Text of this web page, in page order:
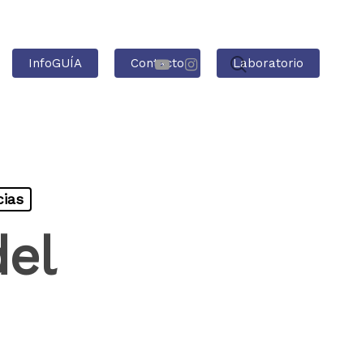
InfoGUÍA Contacto Laboratorio